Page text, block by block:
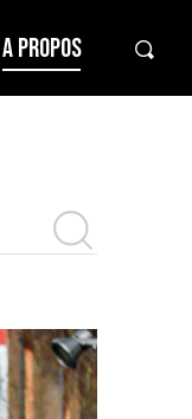
A PROPOS